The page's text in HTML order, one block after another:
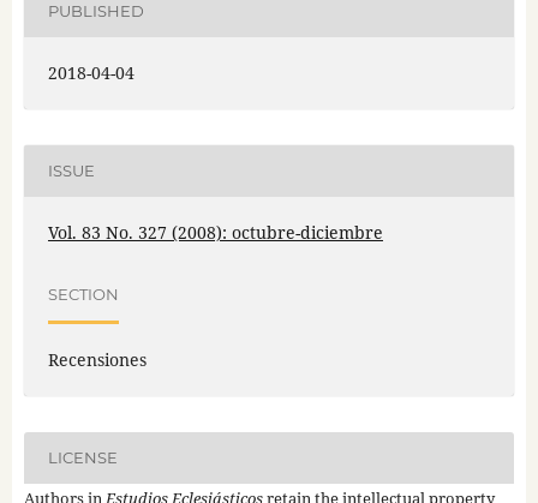
PUBLISHED
2018-04-04
ISSUE
Vol. 83 No. 327 (2008): octubre-diciembre
SECTION
Recensiones
LICENSE
Authors in Estudios Eclesiásticosretain the intellectual property